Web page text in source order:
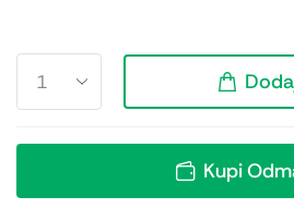
Kupi